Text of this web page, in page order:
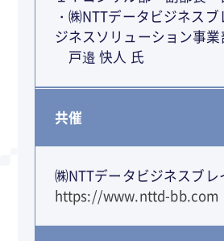
・㈱NTTデータビジネス
ジネスソリューション事業
戸邉 快人 氏
共催
㈱NTTデータビジネスブ
https://www.nttd-bb.com